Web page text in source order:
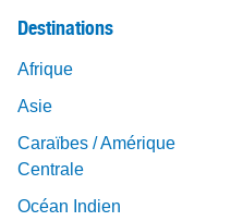
Destinations
Afrique
Asie
Caraïbes / Amérique
Centrale
Océan Indien